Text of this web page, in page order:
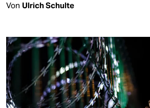
Von Ulrich Schulte